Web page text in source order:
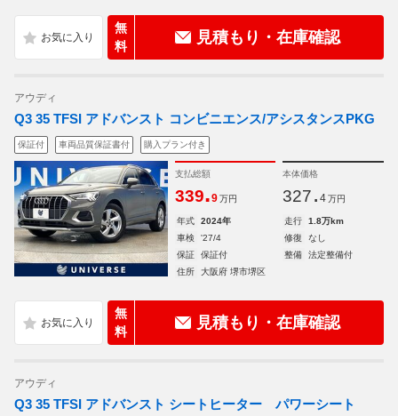
無
料
見積もり・在庫確認
アウディ
Q3 35 TFSI アドバンスト コンビニエンス/アシスタンスPKG
保証付 車両品質保証書付 購入プラン付き
支払総額
339.9 万円
本体価格
327. 4 万円
年式 2024年 走行
1.8万km
車検
'27/4 修復
なし
保証
保証付 整備
法定整備付
住所
大阪府 堺市堺区
無
料
見積もり・在庫確認
アウディ
Q3 35 TFSI アドバンスト シートヒーター パワーシート